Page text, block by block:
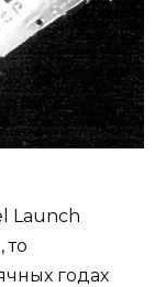
Launch
то
годах